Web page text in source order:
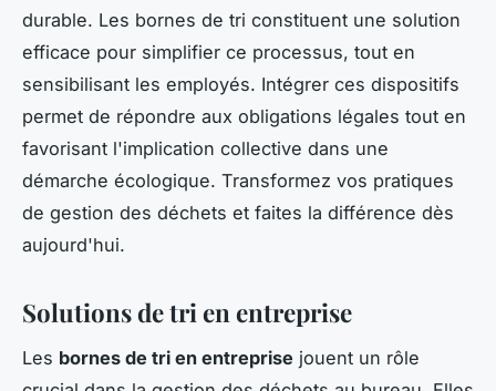
durable. Les bornes de tri constituent une solution
efficace pour simplifier ce processus, tout en
sensibilisant les employés. Intégrer ces dispositifs
permet de répondre aux obligations légales tout en
favorisant l'implication collective dans une
démarche écologique. Transformez vos pratiques
de gestion des déchets et faites la différence dès
aujourd'hui.
Solutions de tri en entreprise
Les bornes de tri en entreprise jouent un rôle